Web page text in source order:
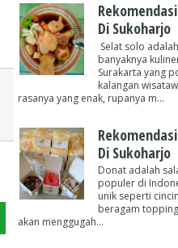
Di Sukoharjo
Selat solo
banyaknya
Surakarta yang
kalangan
rasanya yang enak, rupanya m...
Di Sukoharjo
Donat adalah
populer di
unik seperti
beragam
akan menggugah...